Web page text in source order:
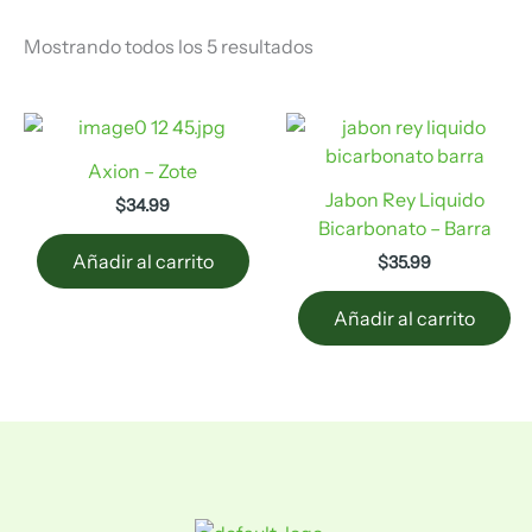
Mostrando todos los 5 resultados
Axion – Zote
$34.99
Añadir al carrito
Jabon Rey Liquido
Bicarbonato – Barra
$35.99
Añadir al carrito